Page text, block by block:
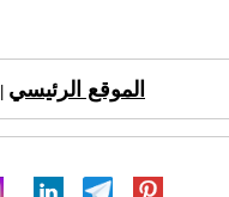
الموقع الرئيسي